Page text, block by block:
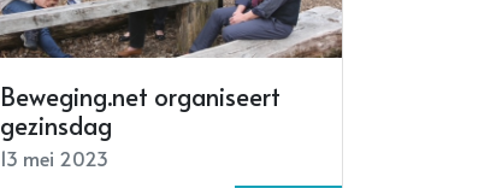
Beweging.net organiseert
gezinsdag
13 mei 2023